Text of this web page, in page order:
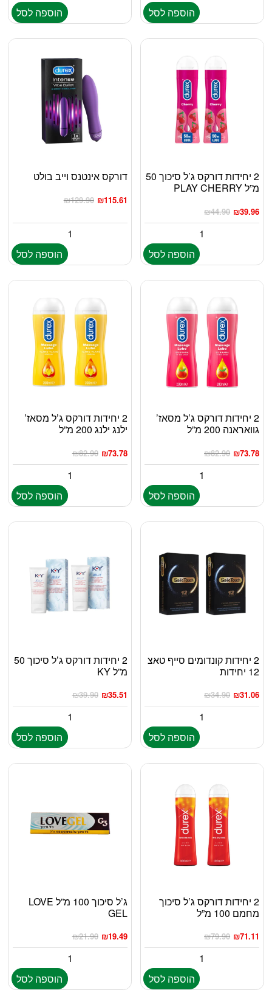
הוספה לסל הוספה לסל
2 יחידות דורקס ג’ל סיכוך 50
מ”ל PLAY CHERRY
₪44.90 ₪39.96
הוספה לסל
דורקס אינטנס וייב בולט
₪129.90 ₪115.61
הוספה לסל
2 יחידות דורקס ג’ל מסאז’
גוואראנה 200 מ”ל
₪82.90 ₪73.78
הוספה לסל
2 יחידות דורקס ג’ל מסאז’
ילנג ילנג 200 מ”ל
₪82.90 ₪73.78
הוספה לסל
2 יחידות קונדומים סייף טאצ
12 יחידות
₪34.90 ₪31.06
הוספה לסל
2 יחידות דורקס ג’ל סיכוך 50
מ”ל KY
₪39.90 ₪35.51
הוספה לסל
2 יחידות דורקס ג’ל סיכוך
מחמם 100 מ”ל
₪79.90 ₪71.11
הוספה לסל
ג’ל סיכוך 100 מ”ל LOVE
GEL
₪21.90 ₪19.49
הוספה לסל